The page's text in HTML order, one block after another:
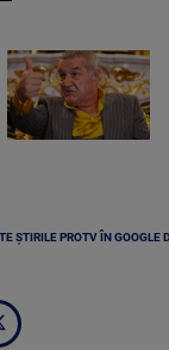
ȘTIRILE PROTV ÎN GOOGLE